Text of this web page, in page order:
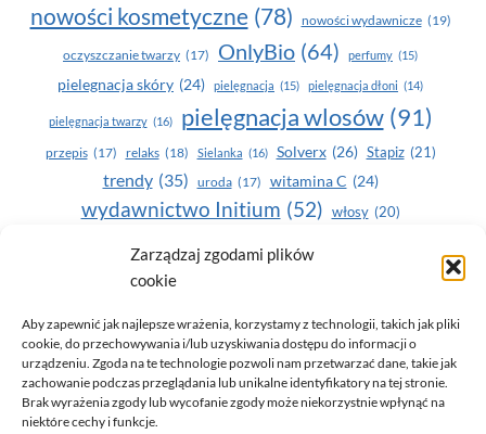
Zarządzaj zgodami plików
cookie
Aby zapewnić jak najlepsze wrażenia, korzystamy z technologii, takich jak pliki
cookie, do przechowywania i/lub uzyskiwania dostępu do informacji o
urządzeniu. Zgoda na te technologie pozwoli nam przetwarzać dane, takie jak
zachowanie podczas przeglądania lub unikalne identyfikatory na tej stronie.
Brak wyrażenia zgody lub wycofanie zgody może niekorzystnie wpłynąć na
niektóre cechy i funkcje.
nowości kosmetyczne (78) nowości wydawnicze (19)
oczyszczanie twarzy (17) OnlyBio (64) perfumy (15)
pielegnacja skóry (24) pielęgnacja (15) pielęgnacja dłoni (14)
pielęgnacja twarzy (16) pielęgnacja wlosów (91)
przepis (17) relaks (18) Sielanka (16) Solverx (26) Stapiz (21)
trendy (35) uroda (17) witamina C (24)
wydawnictwo Initium (52) włosy (20)
Yasumi(164) zdrowe zęby
zdrowie